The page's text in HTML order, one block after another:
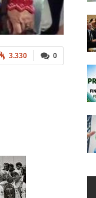
0
3.330